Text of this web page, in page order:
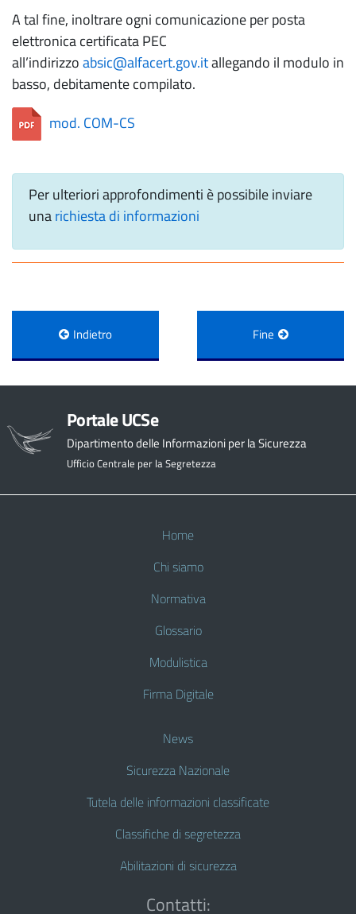
A tal fine, inoltrare ogni comunicazione per posta
elettronica certificata PEC
all’indirizzoabsic@alfacert.gov.itallegando il modulo in
basso, debitamente compilato.
mod. COM-CS
Per ulteriori approfondimenti è possibile inviare
unarichiesta di informazioni
Indietro Fine
Portale UCSe
Dipartimento delle Informazioni per la Sicurezza
Ufficio Centrale per la Segretezza
Home
Chi siamo
Normativa
Glossario
Modulistica
Firma Digitale
News
Sicurezza Nazionale
Tutela delle informazioni classificate
Classifiche di segretezza
Abilitazioni di sicurezza
Contatti: